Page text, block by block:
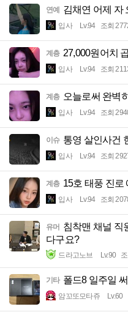
연예 김채연 어제 자
입사 Lv.94 조회
계층 27,000원어치
입사 Lv.94 조회
계층 오늘로써 완벽
입사 Lv.94 조회
이슈 통영 살인사건
입사 Lv.94 조회
계층 15호 태풍 진로
입사 Lv.94 조회
유머 침착맨 채널 직
다구요?
드라고노브 Lv.90
기타 폴드8 일주일
암꼬또모타쥬 Lv.60